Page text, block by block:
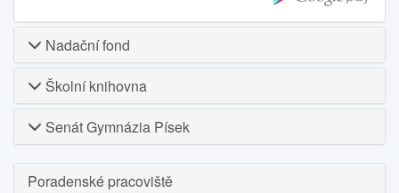
Nadační fond
Školní knihovna
Senát Gymnázia Písek
Poradenské pracoviště